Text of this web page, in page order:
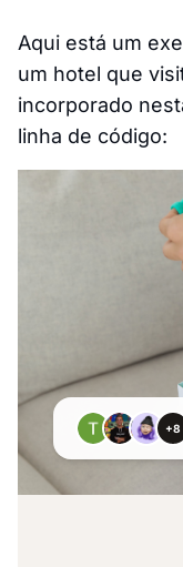
Aqui está um
um hotel que
incorporado
linha de código: